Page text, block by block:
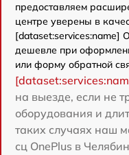
предоставляем
центре уверены в
[dataset:services:name]
дешевле при
или форму обратной
на выезде, если не
оборудования и
таких случаях наш
сц OnePlus в